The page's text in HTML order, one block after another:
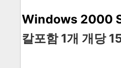
Windows 2000
칼포함 1개 개당